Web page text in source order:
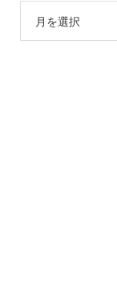
月を選択